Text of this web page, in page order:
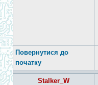
Повернутися до
початку
Stalker_W